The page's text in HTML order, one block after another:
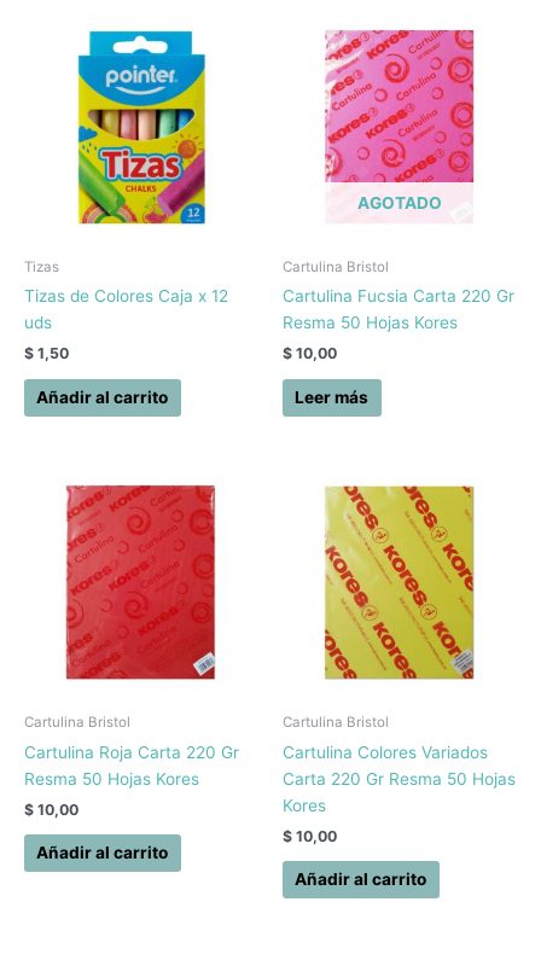
Tizas
Tizas de Colores Caja x 12
uds
$ 1,50
Añadir al carrito
AGOTADO
Cartulina Bristol
Cartulina Fucsia Carta 220 Gr
Resma 50 Hojas Kores
$ 10,00
Leer más
Cartulina Bristol
Cartulina Roja Carta 220 Gr
Resma 50 Hojas Kores
$ 10,00
Añadir al carrito
Cartulina Bristol
Cartulina Colores Variados
Carta 220 Gr Resma 50 Hojas
Kores
$ 10,00
Añadir al carrito